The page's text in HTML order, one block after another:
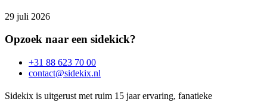
29 juli 2026
Opzoek naar een sidekick?
+31 88 623 70 00
contact@sidekix.nl
Sidekix is uitgerust met ruim 15 jaar ervaring, fanatieke